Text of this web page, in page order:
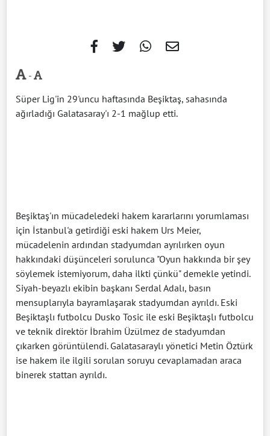
-
Süper Lig'in 29'uncu haftasında Beşiktaş, sahasında
ağırladığı Galatasaray'ı 2-1 mağlup etti.
Beşiktaş'ın mücadeledeki hakem kararlarını yorumlaması
için İstanbul'a getirdiği eski hakem Urs Meier,
mücadelenin ardından stadyumdan ayrılırken oyun
hakkındaki düşünceleri sorulunca "Oyun hakkında bir şey
söylemek istemiyorum, daha ilkti çünkü" demekle yetindi.
Siyah-beyazlı ekibin başkanı Serdal Adalı, basın
mensuplarıyla bayramlaşarak stadyumdan ayrıldı. Eski
Beşiktaşlı futbolcu Dusko Tosic ile eski Beşiktaşlı futbolcu
ve teknik direktör İbrahim Üzülmez de stadyumdan
çıkarken görüntülendi. Galatasaraylı yönetici Metin Öztürk
ise hakem ile ilgili sorulan soruyu cevaplamadan araca
binerek stattan ayrıldı.